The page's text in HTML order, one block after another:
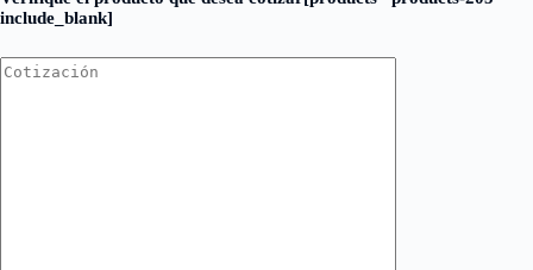
include_blank]